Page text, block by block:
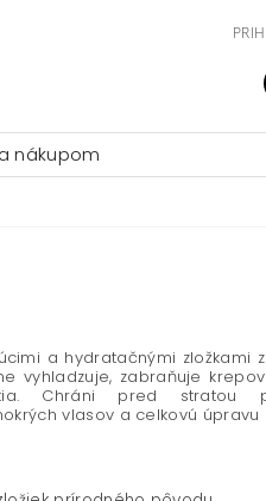
nákupom
a hydratačnými zložkami
vyhladzuje, zabraňuje
Chráni pred stratou
vlasov a celkovú úpravu